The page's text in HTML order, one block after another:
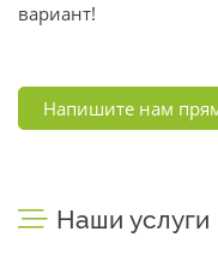
вариант!
Напишите нам
Наши услуги